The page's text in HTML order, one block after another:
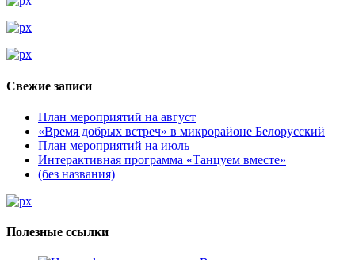
Свежие записи
План мероприятий на август
«Время добрых встреч» в микрорайоне Белорусский
План мероприятий на июль
Интерактивная программа «Танцуем вместе»
(без названия)
Полезные ссылки